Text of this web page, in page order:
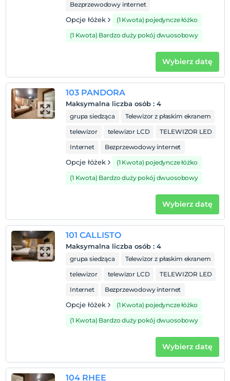
Bezprzewodowy internet
Opcje łóżek
(1 Kwota) pojedyncze łóżko
(1 Kwota) Bardzo duży pokój dwuosobowy
Wybierz datę
103 PANDORA
Maksymalna liczba osób : 4
grupa siedząca
Telewizor z płaskim ekranem
telewizor
telewizor LCD
TELEWIZOR LED
Internet
Bezprzewodowy internet
Opcje łóżek
(1 Kwota) pojedyncze łóżko
(1 Kwota) Bardzo duży pokój dwuosobowy
Wybierz datę
101 CALLISTO
Maksymalna liczba osób : 4
grupa siedząca
Telewizor z płaskim ekranem
telewizor
telewizor LCD
TELEWIZOR LED
Internet
Bezprzewodowy internet
Opcje łóżek
(1 Kwota) pojedyncze łóżko
(1 Kwota) Bardzo duży pokój dwuosobowy
Wybierz datę
104 RHEE